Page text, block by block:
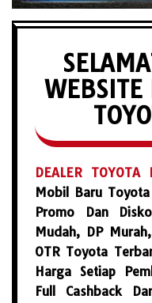
WEBSITE
DEALER TOYOTA
Mobil Baru
Promo Dan
Mudah, DP
OTR Toyota
Harga Setiap
Full Cashback